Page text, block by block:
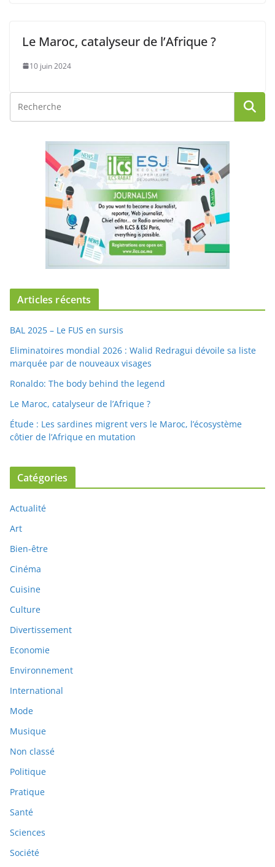
Le Maroc, catalyseur de l’Afrique ?
10 juin 2024
Articles récents
BAL 2025 – Le FUS en sursis
Eliminatoires mondial 2026 : Walid Redragui dévoile sa liste
marquée par de nouveaux visages
Ronaldo: The body behind the legend
Le Maroc, catalyseur de l’Afrique ?
Étude : Les sardines migrent vers le Maroc, l’écosystème
côtier de l’Afrique en mutation
Catégories
Actualité
Art
Bien-être
Cinéma
Cuisine
Culture
Divertissement
Economie
Environnement
International
Mode
Musique
Non classé
Politique
Pratique
Santé
Sciences
Société